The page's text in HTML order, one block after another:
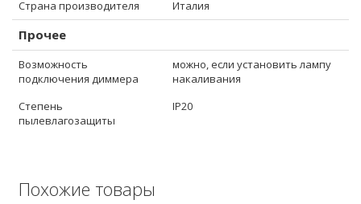
Страна производителя Италия
Прочее
Возможность
подключения диммера
можно, если установить лампу
накаливания
Степень
пылевлагозащиты
IP20
Похожие товары